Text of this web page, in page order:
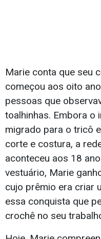
Marie conta que seu
começou aos oito
pessoas que
toalhinhas. Embora o
migrado para o tricô
corte e costura, a
aconteceu aos 18
vestuário, Marie
cujo prêmio era criar
essa conquista que
crochê no seu